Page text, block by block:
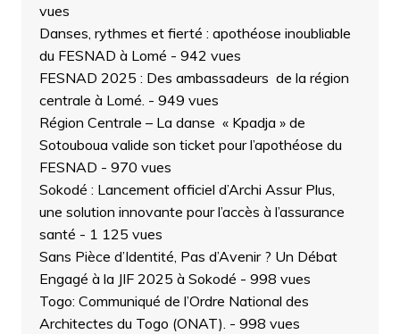
vues
Danses, rythmes et fierté : apothéose inoubliable
du FESNAD à Lomé - 942 vues
FESNAD 2025 : Des ambassadeurs de la région
centrale à Lomé. - 949 vues
Région Centrale – La danse « Kpadja » de
Sotouboua valide son ticket pour l’apothéose du
FESNAD - 970 vues
Sokodé : Lancement officiel d’Archi Assur Plus,
une solution innovante pour l’accès à l’assurance
santé - 1 125 vues
Sans Pièce d’Identité, Pas d’Avenir ? Un Débat
Engagé à la JIF 2025 à Sokodé - 998 vues
Togo: Communiqué de l’Ordre National des
Architectes du Togo (ONAT). - 998 vues